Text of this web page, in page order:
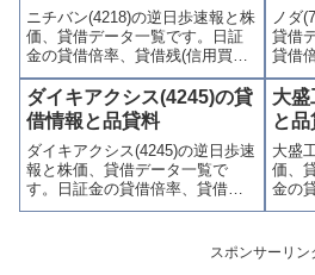
やすくまとめて掲載していま
す。
かり
ます
ニチバン(4218)の逆日歩速報と株
価、貸借データ一覧です。日証
金の貸借倍率、貸借残(信用買
残、信用売残)、品貸料(逆日
歩)、東証の週末残高、規制(注意
喚起・申込停止)など、空売り関
連情報を集計し、図解でわかり
やすくまとめて掲載していま
す。
ノダ
貸借
貸借
用売
の週
込停
集計
とめ
ダイキアクシス(4245)の貸
借情報と品貸料
ダイキアクシス(4245)の逆日歩速
報と株価、貸借データ一覧で
す。日証金の貸借倍率、貸借残
(信用買残、信用売残)、品貸料
(注意喚起・申込停止)など、空売
り関連情報を集計し、図解でわ
大盛
と
大盛
価、
金の
残、
喚起
連情
スポンサーリン